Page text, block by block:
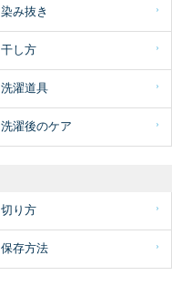
染み抜き
干し方
洗濯道具
洗濯後のケア
切り方
保存方法